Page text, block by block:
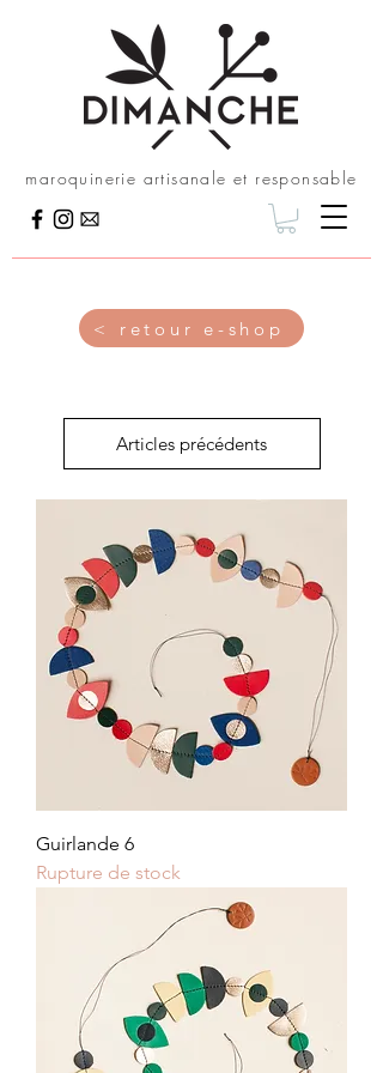
maroquinerie artisanale et responsable
< retour e-shop
Articles précédents
Guirlande 6
Rupture de stock